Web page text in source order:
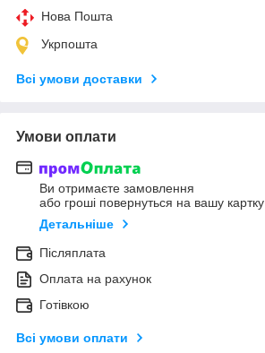
Нова Пошта
Укрпошта
Всі умови доставки
Умови оплати
Ви отримаєте замовлення
або гроші повернуться на вашу картку
Детальніше
Післяплата
Оплата на рахунок
Готівкою
Всі умови оплати